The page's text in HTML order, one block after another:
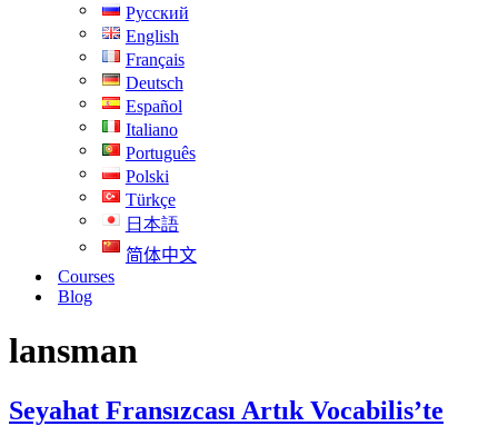
Русский
English
Français
Deutsch
Español
Italiano
Português
Polski
Türkçe
日本語
简体中文
Courses
Blog
lansman
Seyahat Fransızcası Artık Vocabilis’te